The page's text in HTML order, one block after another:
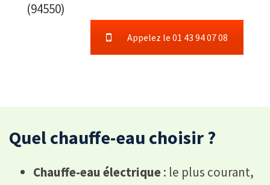
(94550)
Appelez le 01 43 94 07 08
Quel chauffe-eau choisir ?
Chauffe-eau électrique: le plus courant,